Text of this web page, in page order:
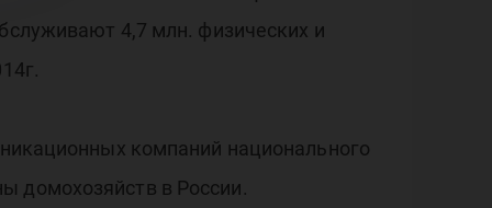
4,7 млн. физических и
компаний национального
домохозяйств в России.